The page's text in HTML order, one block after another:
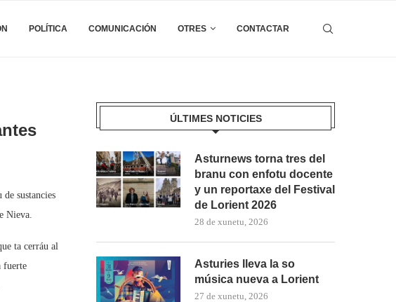
POLÍTICA COMUNICACIÓN OTRES CONTACTAR
sustancies
Nieva.
ta cerráu al
fuerte
ÚLTIMES NOTICIES
Asturnews torna tres del
branu con enfotu docente
y un reportaxe del Festival
de Lorient 2026
28 de xunetu, 2026
Asturies lleva la so
música nueva a Lorient
27 de xunetu, 2026